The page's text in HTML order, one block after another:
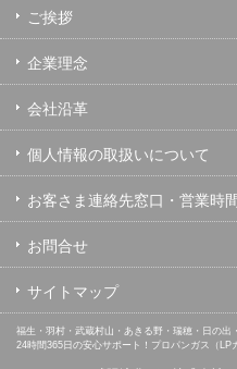
ご挨拶
企業理念
会社沿革
個人情報の取扱いについて
お客さま連絡先窓口・営業時
お問合せ
サイトマップ
福生・羽村・武蔵村山・あきる野・瑞穂・日の
24時間365日の安心サポート！プロパンガス（LP